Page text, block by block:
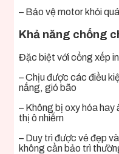
– Bảo vệ motor khỏi
Khả năng chống
Đặc biệt với cổng xếp
– Chịu được các điều
nắng, gió bão
– Không bị oxy hóa hay
thị ô nhiễm
– Duy trì được vẻ đẹp
không cần bảo trì